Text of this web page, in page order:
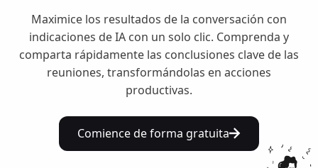
Maximice los resultados de la conversación con
indicaciones de IA con un solo clic. Comprenda y
comparta rápidamente las conclusiones clave de las
reuniones, transformándolas en acciones
productivas.
Comience de forma gratuita